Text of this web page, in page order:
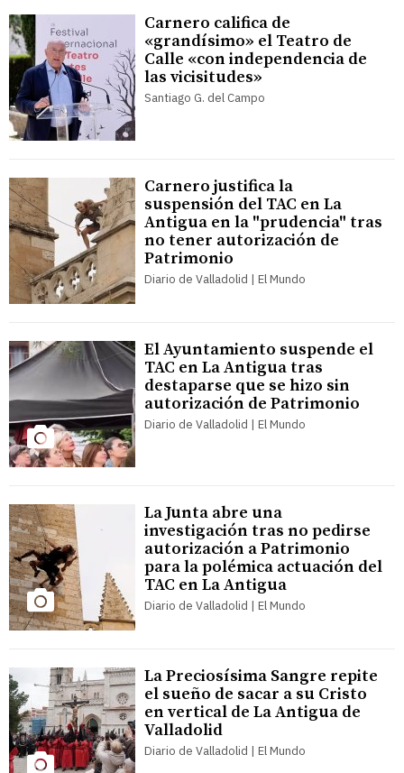
Carnero califica de
«grandísimo» el Teatro de
Calle «con independencia de
las vicisitudes»
Santiago G. del Campo
Carnero justifica la
suspensión del TAC en La
Antigua en la "prudencia" tras
no tener autorización de
Patrimonio
Diario de Valladolid | El Mundo
El Ayuntamiento suspende el
TAC en La Antigua tras
destaparse que se hizo sin
autorización de Patrimonio
Diario de Valladolid | El Mundo
La Junta abre una
investigación tras no pedirse
autorización a Patrimonio
para la polémica actuación del
TAC en La Antigua
Diario de Valladolid | El Mundo
La Preciosísima Sangre repite
el sueño de sacar a su Cristo
en vertical de La Antigua de
Valladolid
Diario de Valladolid | El Mundo